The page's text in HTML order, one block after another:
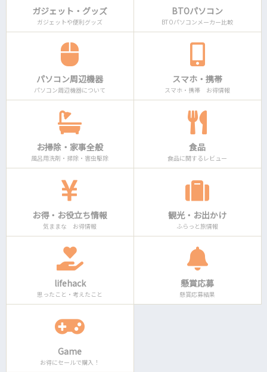
ガジェット・グッズ
ガジェットや便利グッズ
BTOパソコン
BTOパソコンメーカー比較
パソコン周辺機器
パソコン周辺機器について
スマホ・携帯
スマホ・携帯 お得情報
お掃除・家事全般
風呂用洗剤・掃除・害虫駆除
食品
食品に関するレビュー
お得・お役立ち情報
気ままな お得情報
観光・お出かけ
ふらっと旅情報
lifehack
思ったこと・考えたこと
懸賞応募
懸賞応募結果
Game
お得にセールで購入！